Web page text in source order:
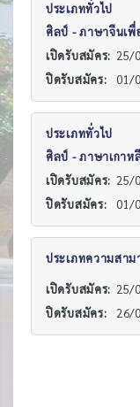
ประเภททั่วไป
ศิลป์ - ภาษาจีนเพื่
เปิดรับสมัคร: 25/
ปิดรับสมัคร:
01/
ประเภททั่วไป
ศิลป์ - ภาษาเกาห
เปิดรับสมัคร: 25/
ปิดรับสมัคร:
01/
ประเภทความสา
เปิดรับสมัคร: 25/
ปิดรับสมัคร:
26/